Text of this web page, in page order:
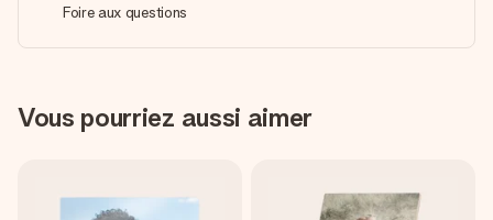
Foire aux questions
Vous pourriez aussi aimer